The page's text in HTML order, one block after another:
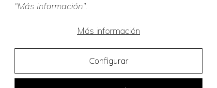
"Más información".
Más información
Configurar